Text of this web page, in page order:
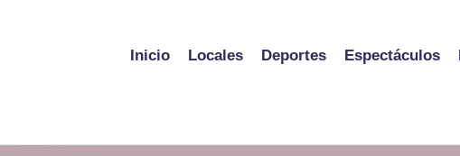
Inicio Locales Deportes Espectáculos